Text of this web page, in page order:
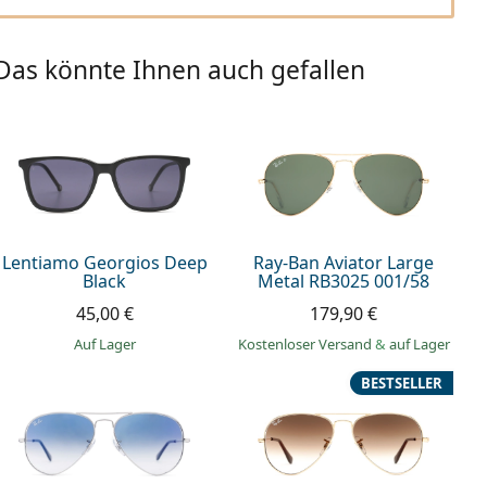
könnte Ihnen auch gefallen
Lentiamo Georgios Deep
Black
45,00 €
auf Lager
Ray-Ban Aviator Large
Metal RB3025 001/58
179,90 €
Kostenloser Versand & auf Lager
BESTSELLER